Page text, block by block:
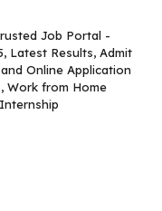
Job Portal -
Latest Results, Admit
Online Application
Work from Home